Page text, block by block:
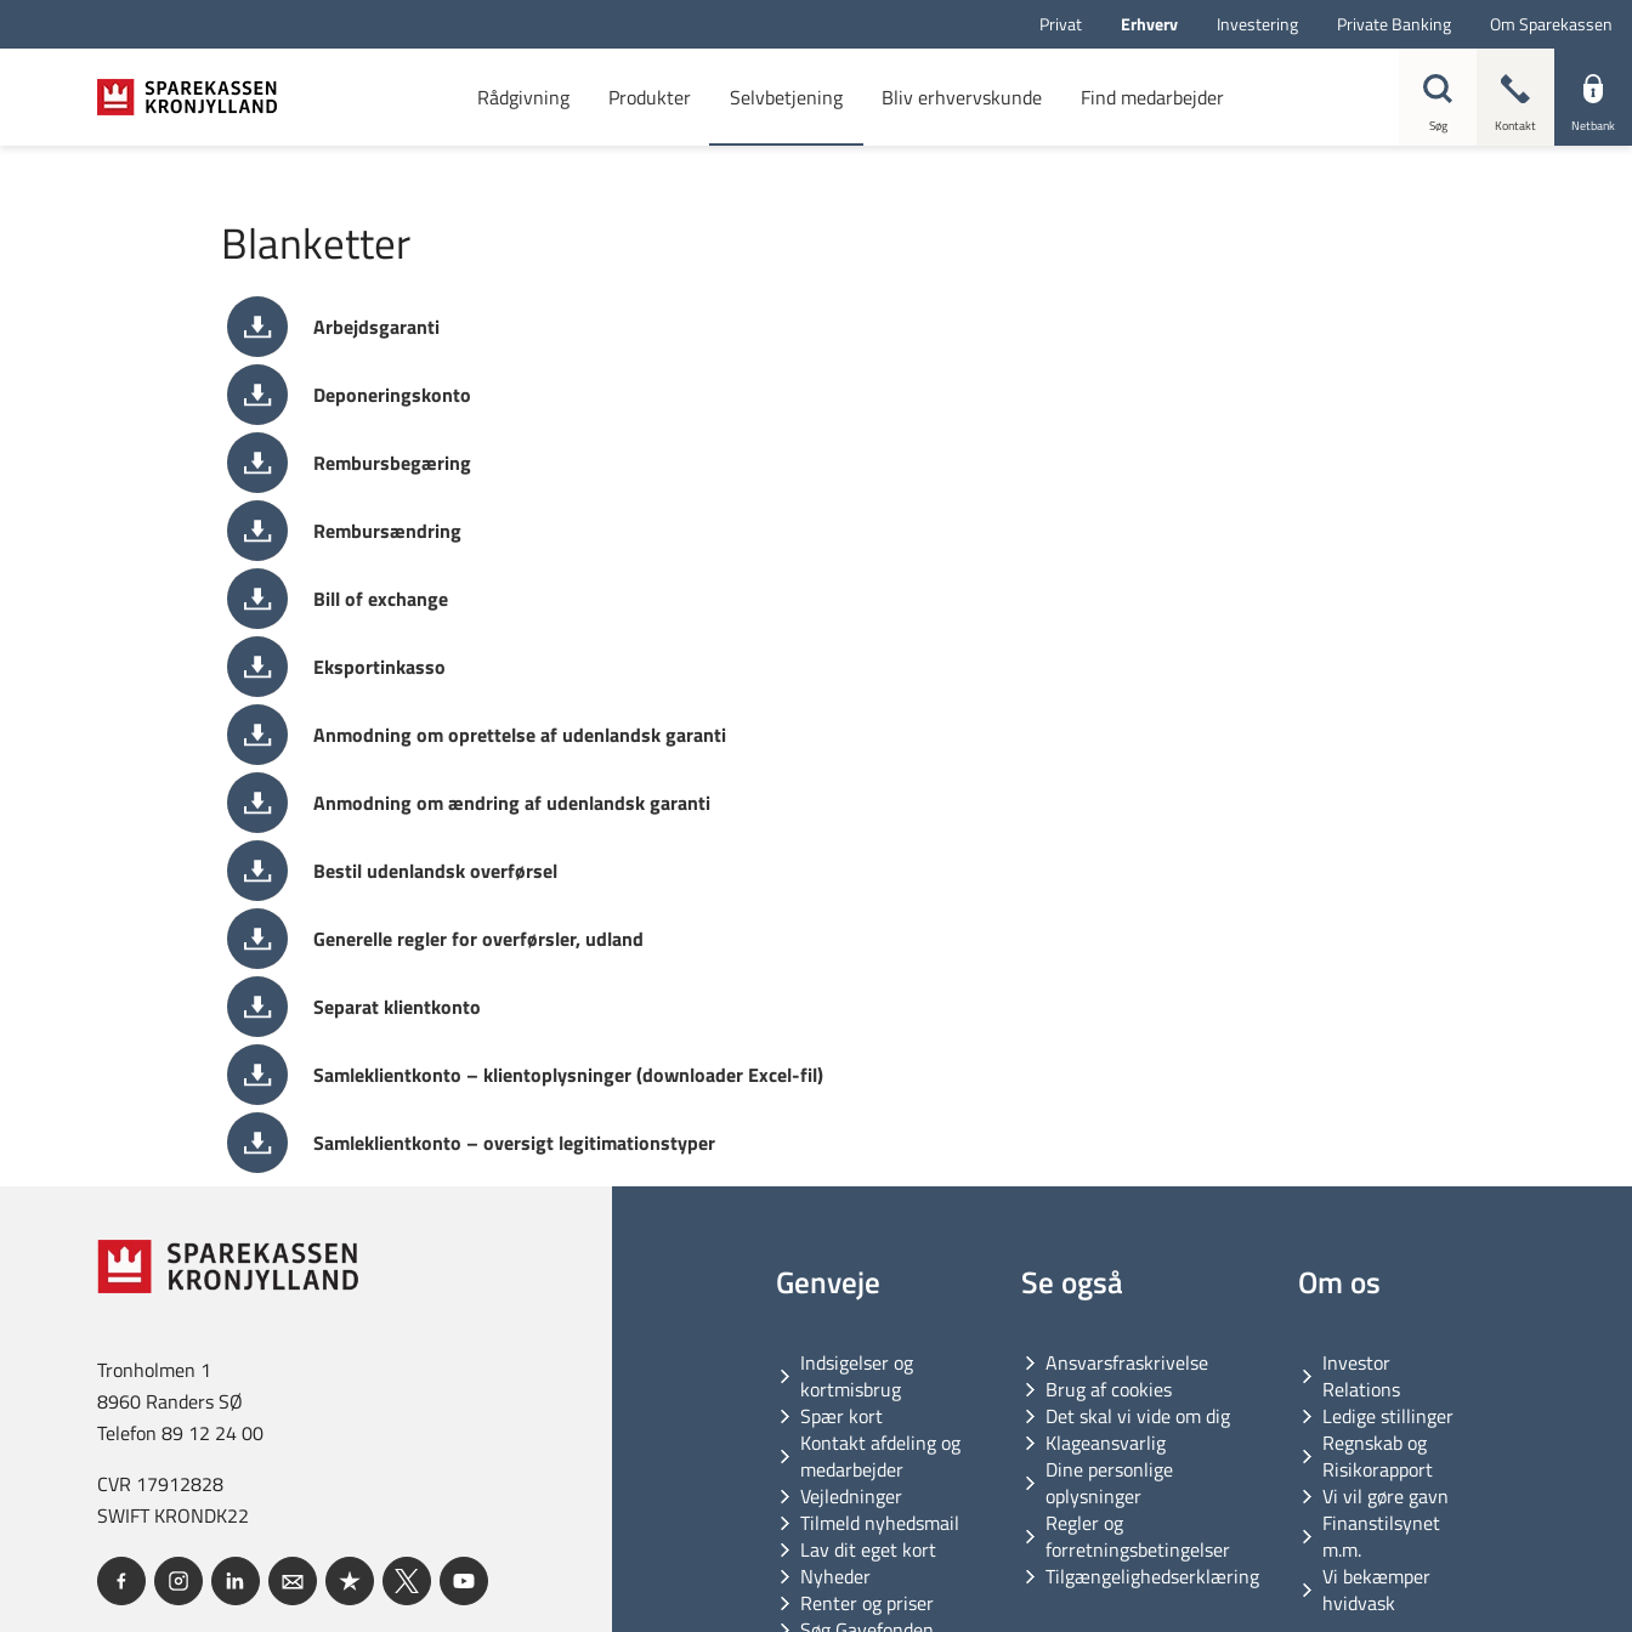
Privat Erhverv Investering Private Banking Om Sparekassen
Rådgivning Produkter Selvbetjening Bliv erhvervskunde Find medarbejder
Søg Kontakt Netbank
Blanketter
Arbejdsgaranti
Deponeringskonto
Rembursbegæring
Rembursændring
Bill of exchange
Eksportinkasso
Anmodning om oprettelse af udenlandsk garanti
Anmodning om ændring af udenlandsk garanti
Bestil udenlandsk overførsel
Generelle regler for overførsler, udland
Separat klientkonto
Samleklientkonto – klientoplysninger (downloader Excel-fil)
Samleklientkonto – oversigt legitimationstyper
Genveje
Indsigelser og
kortmisbrug
Spær kort
Kontakt afdeling og
medarbejder
Vejledninger
Tilmeld nyhedsmail
Lav dit eget kort
Nyheder
Renter og priser
Se også
Ansvarsfraskrivelse
Brug af cookies
Det skal vi vide om dig
Klageansvarlig
Dine personlige
oplysninger
Regler og
forretningsbetingelser
Tilgængelighedserklæring
Om os
Investor
Relations
Ledige stillinger
Regnskab og
Risikorapport
Vi vil gøre gavn
Finanstilsynet
m.m.
Vi bekæmper
hvidvask
Tronholmen 1
8960 Randers SØ
Telefon 89 12 24 00
CVR 17912828
SWIFT KRONDK22